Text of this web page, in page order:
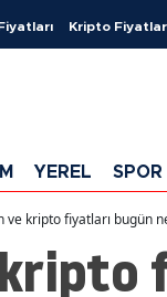
Kripto
YEREL SPOR
ve kripto fiyatları bugün